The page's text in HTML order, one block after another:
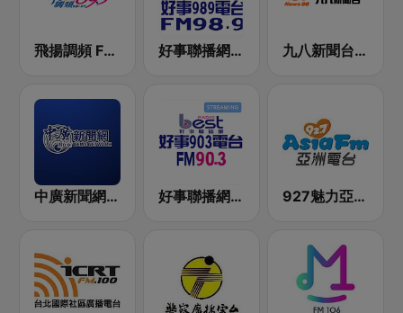
飛揚調頻 FM 89.5 好事聯播網 Best Radio FM98.9 九八新聞台 News98 FM 98.1
中廣新聞網 BCC News Radio 好事聯播網 Best Radio FM90.3 927魅力亞洲 Asia FM 亞洲電台